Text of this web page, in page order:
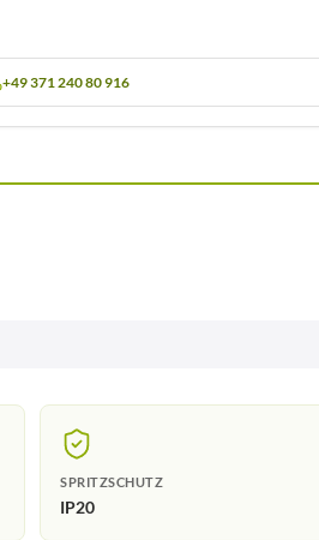
+49 371 240 80 916
SPRITZSCHUTZ
IP20